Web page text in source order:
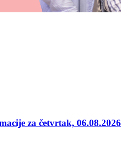
za četvrtak, 06.08.2026